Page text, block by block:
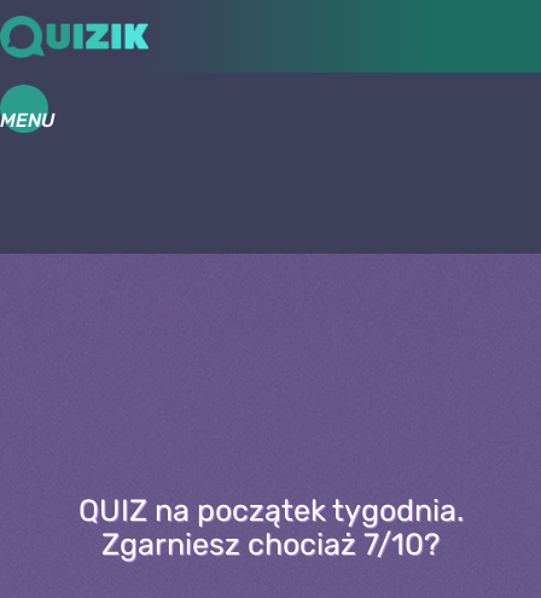
MENU
QUIZ na początek tygodnia.
Zgarniesz chociaż 7/10?